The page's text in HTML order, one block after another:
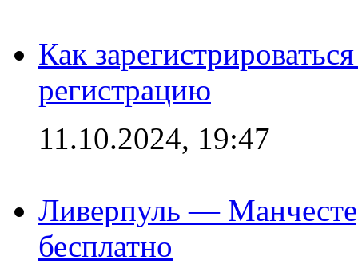
Как
регистрацию
11.10.2024, 19:47
Ливерпуль —
бесплатно